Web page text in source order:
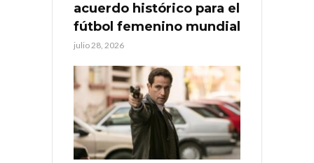
acuerdo histórico para el
fútbol femenino mundial
julio 28, 2026